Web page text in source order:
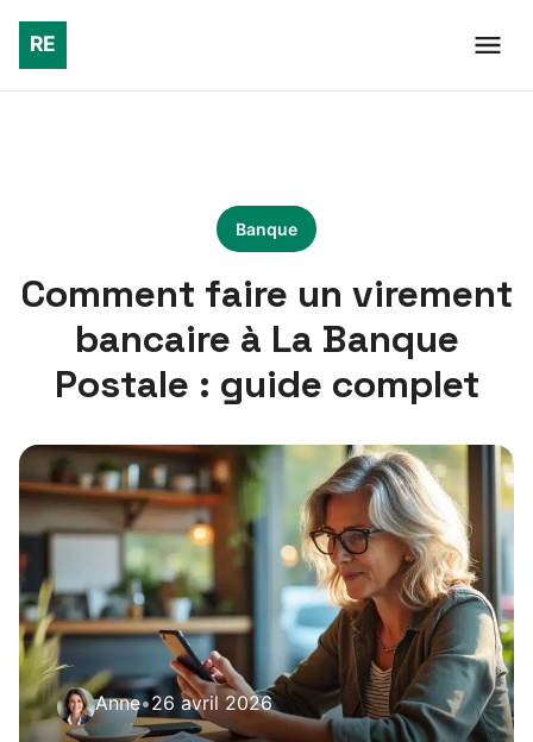
Banque
Comment faire un virement
bancaire à La Banque
Postale : guide complet
Anne•26 avril 2026